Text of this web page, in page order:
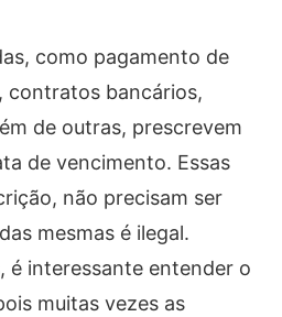
como pagamento de
contratos bancários,
de outras, prescrevem
de vencimento. Essas
não precisam ser
mesmas é ilegal.
é interessante entender o
muitas vezes as